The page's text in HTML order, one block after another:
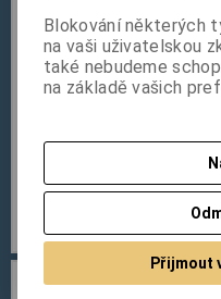
Přidat do košíku
Blokování některých
na vaši uživatelskou
také nebudeme
na základě vašich
Přijmout